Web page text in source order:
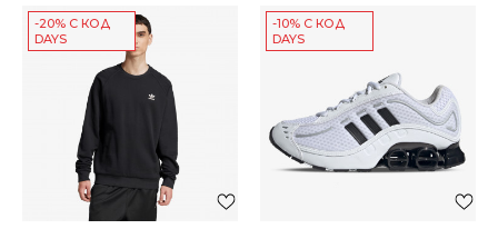
-20% С КОД
DAYS
-10% С КОД
DAYS